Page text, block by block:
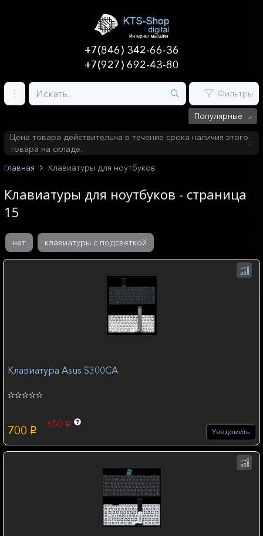
+7(846) 342-66-36
+7(927) 692-43-80
Фильтры
Популярные
Цена товара действительна в течение срока наличия этого
товара на складе.
Главная
Клавиатуры для ноутбуков
Клавиатуры для ноутбуков - страница
15
нет клавиатуры с подсветкой
Клавиатура Asus S300CA
700 p
650 p
Уведомить